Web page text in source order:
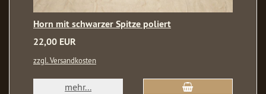
Horn mit schwarzer Spitze poliert
22,00 EUR
zzgl. Versandkosten
mehr...